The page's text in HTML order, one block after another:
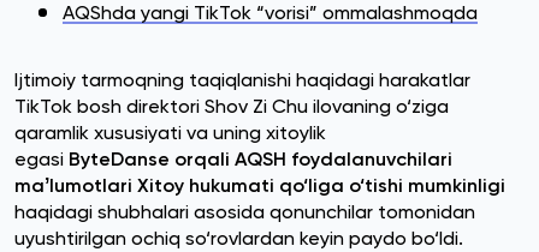
AQShda yangi TikTok “vorisi” ommalashmoqda
Ijtimoiy tarmoqning taqiqlanishi haqidagi harakatlar
TikTok bosh direktori Shov Zi Chu ilovaning o‘ziga
qaramlik xususiyati va uning xitoylik
egasi ByteDanse orqali AQSH foydalanuvchilari
maʼlumotlari Xitoy hukumati qo‘liga o‘tishi mumkinligi
haqidagi shubhalari asosida qonunchilar tomonidan
uyushtirilgan ochiq so‘rovlardan keyin paydo bo‘ldi.